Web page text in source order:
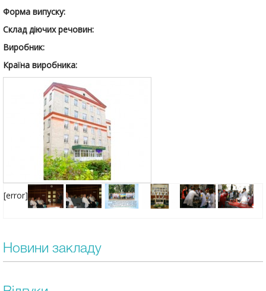
Форма випуску:
Склад діючих речовин:
Виробник:
Країна виробника:
[error]
Новини закладу